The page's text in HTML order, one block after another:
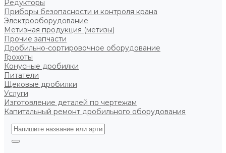
Редукторы
Приборы безопасности и контроля крана
Электрооборудование
Метизная продукция (метизы)
Прочие запчасти
Дробильно-сортировочное оборудование
Грохоты
Конусные дробилки
Питатели
Щековые дробилки
Услуги
Изготовление деталей по чертежам
Капитальный ремонт дробильного оборудования